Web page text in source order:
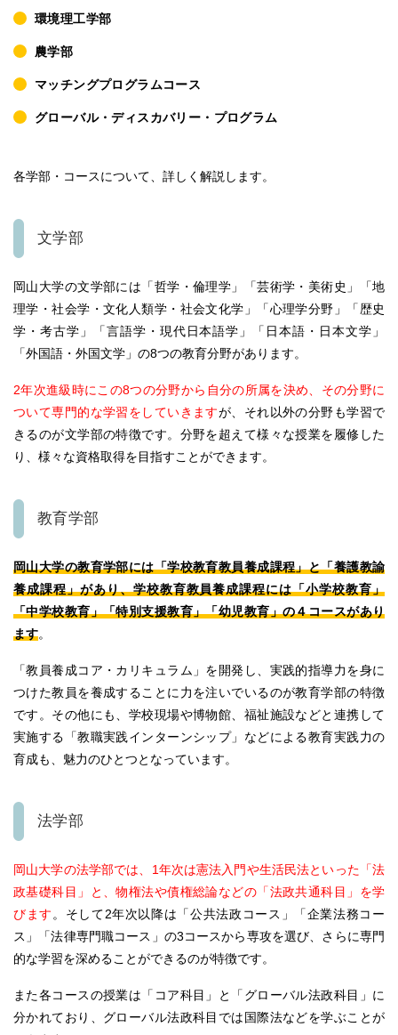
環境理工学部
農学部
マッチングプログラムコース
グローバル・ディスカバリー・プログラム
各学部・コースについて、詳しく解説します。
文学部
岡山大学の文学部には「哲学・倫理学」「芸術学・美術史」「地
理学・社会学・文化人類学・社会文化学」「心理学分野」「歴史
学・考古学」「言語学・現代日本語学」「日本語・日本文学」
「外国語・外国文学」の8つの教育分野があります。
2年次進級時にこの8つの分野から自分の所属を決め、その分野に
ついて専門的な学習をしていきますが、それ以外の分野も学習で
きるのが文学部の特徴です。 分野を超えて様々な授業を履修した
り、様々な資格取得を目指すことができます。
教育学部
岡山大学の教育学部には「学校教育教員養成課程」と「養護教諭
養成課程」があり、学校教育教員養成課程には「小学校教育」
「中学校教育」「特別支援教育」「幼児教育」の４コースがあり
ます。
「教員養成コア・カリキュラム」を開発し、実践的指導力を身に
つけた教員を養成することに力を注いでいるのが教育学部の特徴
です。 その他にも、学校現場や博物館、福祉施設などと連携して
実施する「教職実践インターンシップ」などによる教育実践力の
育成も、魅力のひとつとなっています。
法学部
岡山大学の法学部では、1年次は憲法入門や生活民法といった「法
政基礎科目」と、物権法や債権総論などの「法政共通科目」を学
びます。 そして2年次以降は「公共法政コース」「企業法務コー
ス」「法律専門職コース」の3コースから専攻を選び、さらに専門
的な学習を深めることができるのが特徴です。
また各コースの授業は「コア科目」と「グローバル法政科目」に
分かれており、グローバル法政科目では国際法などを学ぶことが